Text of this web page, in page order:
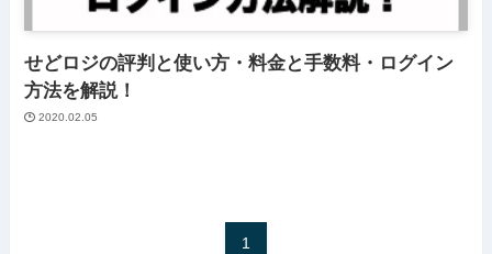
せどロジの評判と使い方・料金と手数料・ログイン
方法を解説！
2020.02.05
1